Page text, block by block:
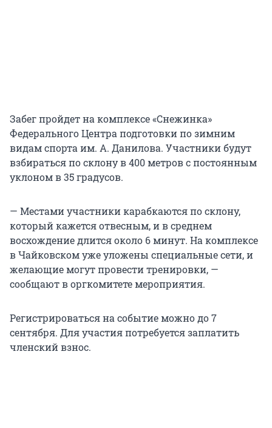
Забег пройдет на комплексе «Снежинка»
Федерального Центра подготовки по зимним
видам спорта им. А. Данилова. Участники будут
взбираться по склону в 400 метров с постоянным
уклоном в 35 градусов.
— Местами участники карабкаются по склону,
который кажется отвесным, и в среднем
восхождение длится около 6 минут. На комплексе
в Чайковском уже уложены специальные сети, и
желающие могут провести тренировки, —
сообщают в оргкомитете мероприятия.
Регистрироваться на событие можно до 7
сентября. Для участия потребуется заплатить
членский взнос.